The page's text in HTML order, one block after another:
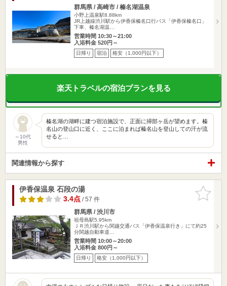
群馬県 / 高崎市 / 榛名湖温泉
小野上温泉駅8.88km
JR上越線渋川駅から伊香保榛名口行バス「伊香保榛名口」
下車、榛名湖温…
営業時間 10:30～21:00
入浴料金 520円～
日帰り 宿泊 格安（1,000円以下）
楽天トラベルの宿泊プランを見る
～10代
男性
榛名湖の湖畔に建つ宿泊施設で、正面に掃部ヶ岳が望めます。榛
名山の登山口に近く、ここに泊まれば榛名山を登山しての汗が流
せると…
関連情報から探す
お気に入
りに追加
伊香保温泉 石段の湯
3.4点/ 57 件
群馬県 / 渋川市
祖母島駅5.95km
ＪＲ渋川駅から関越交通バス「伊香保温泉行き」にて約25
分関越自動車道…
営業時間 10:00～20:00
入浴料金 800円～
日帰り 格安（1,000円以下）